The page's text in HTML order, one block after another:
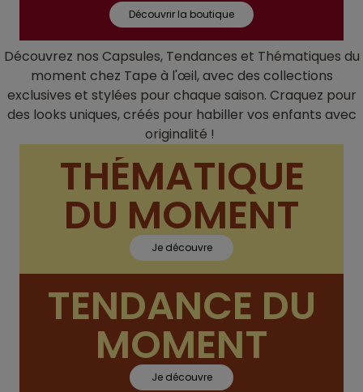
Découvrir la boutique
Découvrez nos Capsules, Tendances et Thématiques du
moment chez Tape à l'œil, avec des collections
exclusives et stylées pour chaque saison. Craquez pour
des looks uniques, créés pour habiller vos enfants avec
originalité !
THÉMATIQUE
DU MOMENT
Je découvre
TENDANCE DU
MOMENT
Je découvre